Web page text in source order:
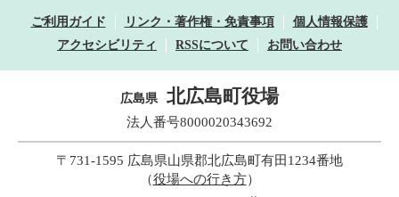
ご利用ガイド リンク・著作権・免責事項
個人情報保護
アクセシビリティ
RSSについて お問い合わせ
広島県 北広島町役場
法人番号8000020343692
〒731-1595 広島県山県郡北広島町有田1234番地
（役場への行き方）